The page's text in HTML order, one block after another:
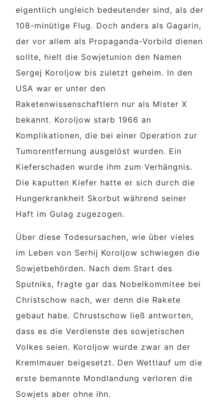
eigentlich ungleich bedeutender sind, als der
108-minütige Flug. Doch anders als Gagarin,
der vor allem als Propaganda-Vorbild dienen
sollte, hielt die Sowjetunion den Namen
Sergej Koroljow bis zuletzt geheim. In den
USA war er unter den
Raketenwissenschaftlern nur als Mister X
bekannt. Koroljow starb 1966 an
Komplikationen, die bei einer Operation zur
Tumorentfernung ausgelöst wurden. Ein
Kieferschaden wurde ihm zum Verhängnis.
Die kaputten Kiefer hatte er sich durch die
Hungerkrankheit Skorbut während seiner
Haft im Gulag zugezogen.
Über diese Todesursachen, wie über vieles
im Leben von Serhij Koroljow schwiegen die
Sowjetbehörden. Nach dem Start des
Sputniks, fragte gar das Nobelkommitee bei
Christschow nach, wer denn die Rakete
gebaut habe. Chrustschow ließ antworten,
dass es die Verdienste des sowjetischen
Volkes seien. Koroljow wurde zwar an der
Kremlmauer beigesetzt. Den Wettlauf um die
erste bemannte Mondlandung verloren die
Sowjets aber ohne ihn.